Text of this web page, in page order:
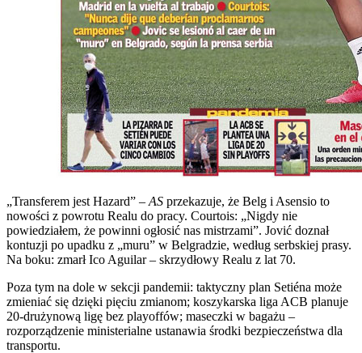
„Transferem jest Hazard” – AS przekazuje, że Belg i Asensio to
nowości z powrotu Realu do pracy. Courtois: „Nigdy nie
powiedziałem, że powinni ogłosić nas mistrzami”. Jović doznał
kontuzji po upadku z „muru” w Belgradzie, według serbskiej prasy.
Na boku: zmarł Ico Aguilar – skrzydłowy Realu z lat 70.
Poza tym na dole w sekcji pandemii: taktyczny plan Setiéna może
zmieniać się dzięki pięciu zmianom; koszykarska liga ACB planuje
20-drużynową ligę bez playoffów; maseczki w bagażu –
rozporządzenie ministerialne ustanawia środki bezpieczeństwa dla
transportu.